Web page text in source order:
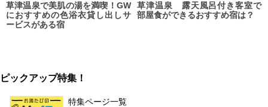
草津温泉で美肌の湯を満喫！GW
におすすめの色浴衣貸し出しサ
ービスがある宿
草津温泉 露天風呂付き客室で
部屋食ができるおすすめ宿は？
ピックアップ特集！
特集ページ一覧